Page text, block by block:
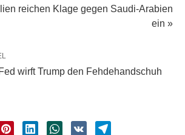
reichen Klage gegen Saudi-Arabien
ein »
wirft Trump den Fehdehandschuh